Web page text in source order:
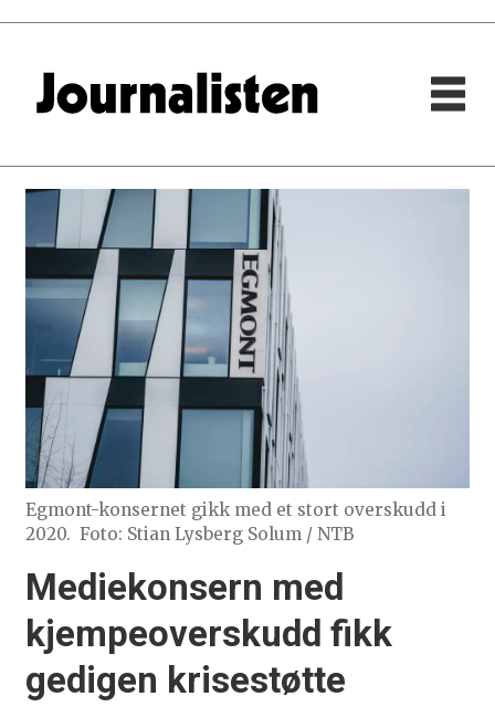
Egmont-konsernet gikk med et stort overskudd i
2020. Foto: Stian Lysberg Solum / NTB
Mediekonsern med
kjempeoverskudd fikk
gedigen krisestøtte